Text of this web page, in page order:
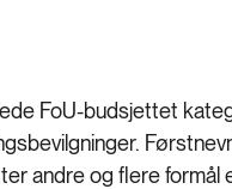
FoU-budsjettet
andre og flere formål